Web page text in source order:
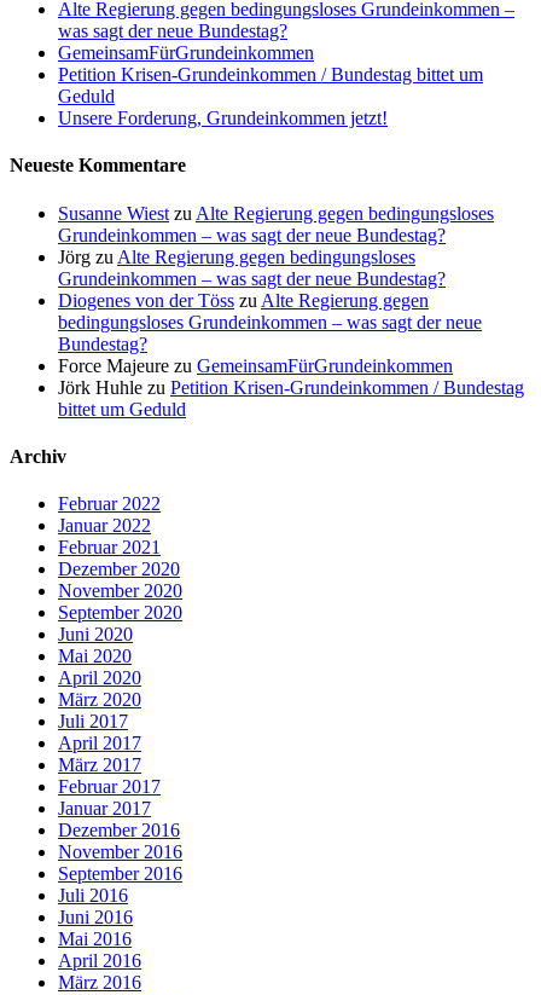
Alte Regierung gegen bedingungsloses Grundeinkommen –
was sagt der neue Bundestag?
GemeinsamFürGrundeinkommen
Petition Krisen-Grundeinkommen / Bundestag bittet um
Geduld
Unsere Forderung, Grundeinkommen jetzt!
Neueste Kommentare
Susanne Wiest zu Alte Regierung gegen bedingungsloses
Grundeinkommen – was sagt der neue Bundestag?
Jörg zu Alte Regierung gegen bedingungsloses
Grundeinkommen – was sagt der neue Bundestag?
Diogenes von der Töss zu Alte Regierung gegen
bedingungsloses Grundeinkommen – was sagt der neue
Bundestag?
Force Majeure zu GemeinsamFürGrundeinkommen
Jörk Huhle zu Petition Krisen-Grundeinkommen / Bundestag
bittet um Geduld
Archiv
Februar 2022
Januar 2022
Februar 2021
Dezember 2020
November 2020
September 2020
Juni 2020
Mai 2020
April 2020
März 2020
Juli 2017
April 2017
März 2017
Februar 2017
Januar 2017
Dezember 2016
November 2016
September 2016
Juli 2016
Juni 2016
Mai 2016
April 2016
März 2016